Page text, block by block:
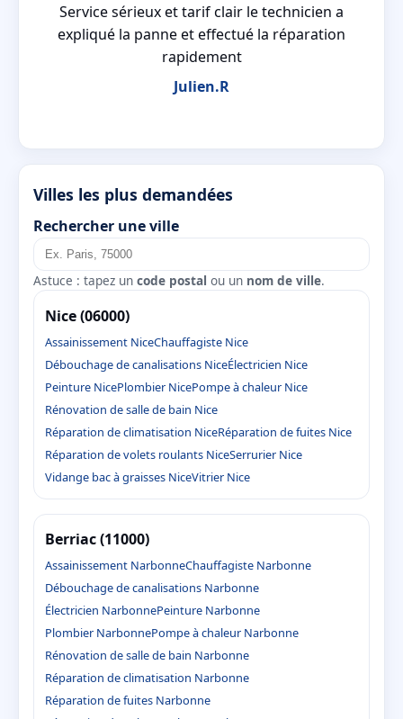
Service sérieux et tarif clair le technicien a
expliqué la panne et effectué la réparation
rapidement
Julien.R
Villes les plus demandées
Rechercher une ville
Astuce : tapez un code postal ou un nom de ville.
Nice (06000)
Assainissement NiceChauffagiste Nice
Débouchage de canalisations NiceÉlectricien Nice
Peinture NicePlombier NicePompe à chaleur Nice
Rénovation de salle de bain Nice
Réparation de climatisation NiceRéparation de fuites Nice
Réparation de volets roulants NiceSerrurier Nice
Vidange bac à graisses NiceVitrier Nice
Berriac (11000)
Assainissement NarbonneChauffagiste Narbonne
Débouchage de canalisations Narbonne
Électricien NarbonnePeinture Narbonne
Plombier NarbonnePompe à chaleur Narbonne
Rénovation de salle de bain Narbonne
Réparation de climatisation Narbonne
Réparation de fuites Narbonne